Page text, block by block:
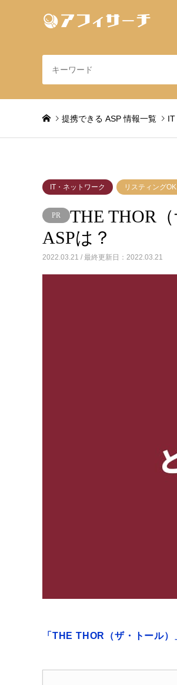
提携できる ASP 情報一覧 IT
IT・ネットワーク リスティングOK
THE THOR
ASPは？
2022.03.21 / 最終更新日：2022.03.21
「THE THOR（ザ・トール）